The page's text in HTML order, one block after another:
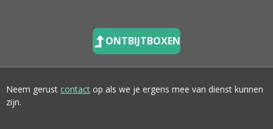
ONTBIJTBOXEN
Neem gerust contact op als we je ergens mee van dienst kunnen
zijn.